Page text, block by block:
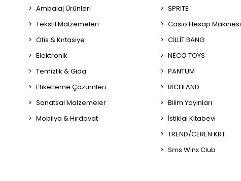
Ambalaj Ürünleri
Tekstil Malzemeleri
Ofis & Kırtasiye
Elektronik
Temizlik & Gıda
Etiketleme Çözümleri
Sanatsal Malzemeler
Mobilya & Hırdavat
SPRITE
Casio Hesap Makinesi
CİLLİT BANG
NECO TOYS
PANTUM
RİCHLAND
Bilim Yayınları
İstiklal Kitabevi
TREND/CEREN KRT.
Sms Winx Club